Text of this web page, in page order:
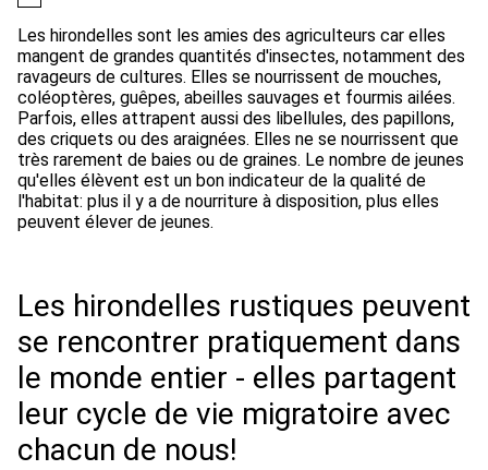
Les hirondelles sont les amies des agriculteurs car elles
mangent de grandes quantités d'insectes, notamment des
ravageurs de cultures. Elles se nourrissent de mouches,
coléoptères, guêpes, abeilles sauvages et fourmis ailées.
Parfois, elles attrapent aussi des libellules, des papillons,
des criquets ou des araignées. Elles ne se nourrissent que
très rarement de baies ou de graines. Le nombre de jeunes
qu'elles élèvent est un bon indicateur de la qualité de
l'habitat: plus il y a de nourriture à disposition, plus elles
peuvent élever de jeunes.
Les hirondelles rustiques peuvent
se rencontrer pratiquement dans
le monde entier - elles partagent
leur cycle de vie migratoire avec
chacun de nous!